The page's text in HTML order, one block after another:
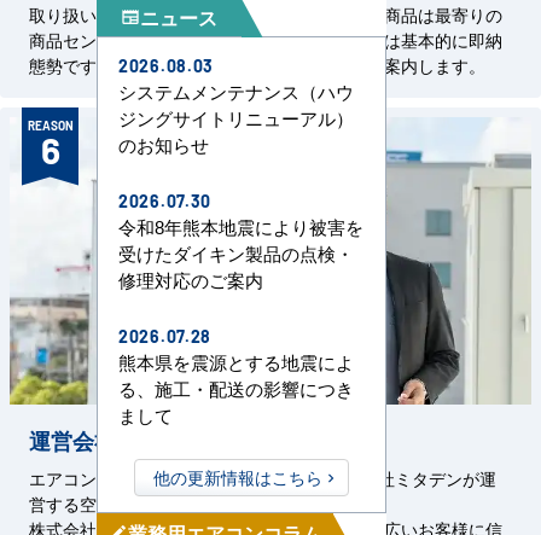
取り扱い商品はすべて国内一流メーカーです。商品は最寄りの
商品センターから発送します。掲載の汎用機種は基本的に即納
態勢です。特殊機器については都度、納期をご案内します。
REASON
6
運営会社の信頼と実績
エアコンセンターACは、1967年創設の株式会社ミタデンが運
営する空調事業サービスです。
株式会社ミタデンは、官公庁をはじめとした幅広いお客様に信
newspaperニュース
2026.08.03
システムメンテナンス（ハウ
ジングサイトリニューアル）
のお知らせ
2026.07.30
令和8年熊本地震により被害を
受けたダイキン製品の点検・
修理対応のご案内
2026.07.28
熊本県を震源とする地震によ
る、施工・配送の影響につき
まして
他の更新情報はこちら